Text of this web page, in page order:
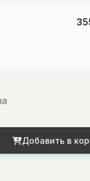
Добавить в